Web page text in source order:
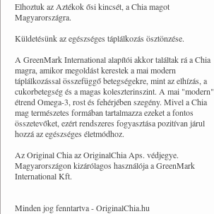
Elhoztuk az Aztékok ősi kincsét, a Chia magot
Magyarországra.
Küldetésünk az egészséges táplálkozás ösztönzése.
A GreenMark International alapítói akkor találtak rá a Chia
magra, amikor megoldást kerestek a mai modern
táplálkozással összefüggő betegségekre, mint az elhízás, a
cukorbetegség és a magas koleszterinszint. A mai "modern"
étrend Omega-3, rost és fehérjében szegény. Mivel a Chia
mag természetes formában tartalmazza ezeket a fontos
összetevőket, ezért rendszeres fogyasztása pozitívan járul
hozzá az egészséges életmódhoz.
Az Original Chia az OriginalChia Aps. védjegye.
Magyarországon kizárólagos használója a GreenMark
International Kft.
Minden jog fenntartva - OriginalChia.hu